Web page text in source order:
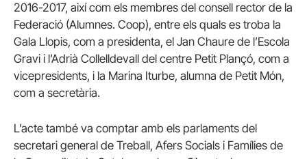
2016-2017, així com els membres del consell rector de la
Federació (Alumnes. Coop), entre els quals es troba la
Gala Llopis, com a presidenta, el Jan Chaure de l’Escola
Gravi i l’Adrià Collelldevall del centre Petit Plançó, com a
vicepresidents, i la Marina Iturbe, alumna de Petit Món,
com a secretària.
L’acte també va comptar amb els parlaments del
secretari general de Treball, Afers Socials i Famílies de